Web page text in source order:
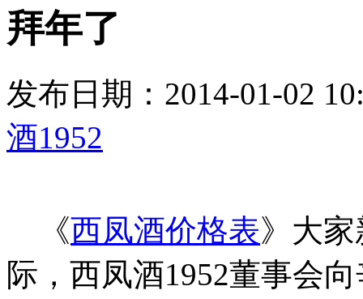
拜年了
发布日期：2014-01-02
酒1952
《西凤酒价格表》大
际，西凤酒1952董事会